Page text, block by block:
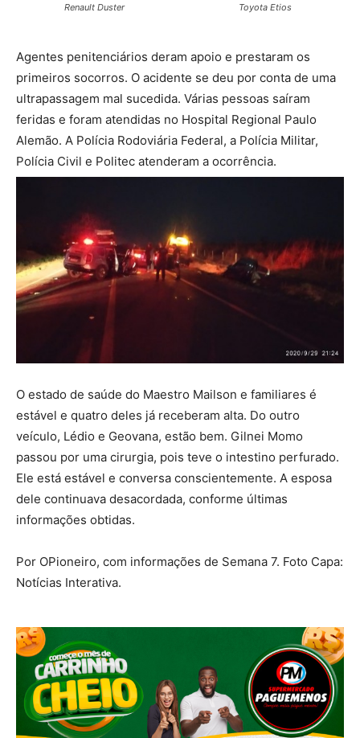
Renault Duster Toyota Etios
Agentes penitenciários deram apoio e prestaram os
primeiros socorros. O acidente se deu por conta de uma
ultrapassagem mal sucedida. Várias pessoas saíram
feridas e foram atendidas no Hospital Regional Paulo
Alemão. A Polícia Rodoviária Federal, a Polícia Militar,
Polícia Civil e Politec atenderam a ocorrência.
O estado de saúde do Maestro Mailson e familiares é
estável e quatro deles já receberam alta. Do outro
veículo, Lédio e Geovana, estão bem. Gilnei Momo
passou por uma cirurgia, pois teve o intestino perfurado.
Ele está estável e conversa conscientemente. A esposa
dele continuava desacordada, conforme últimas
informações obtidas.
Por OPioneiro, com informações de Semana 7. Foto Capa:
Notícias Interativa.